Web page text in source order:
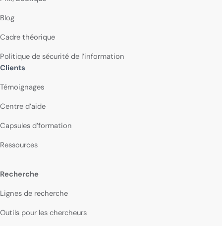
Blog
Cadre théorique
Politique de sécurité de l’information
Clients
Témoignages
Centre d’aide
Capsules d’formation
Ressources
Recherche
Lignes de recherche
Outils pour les chercheurs